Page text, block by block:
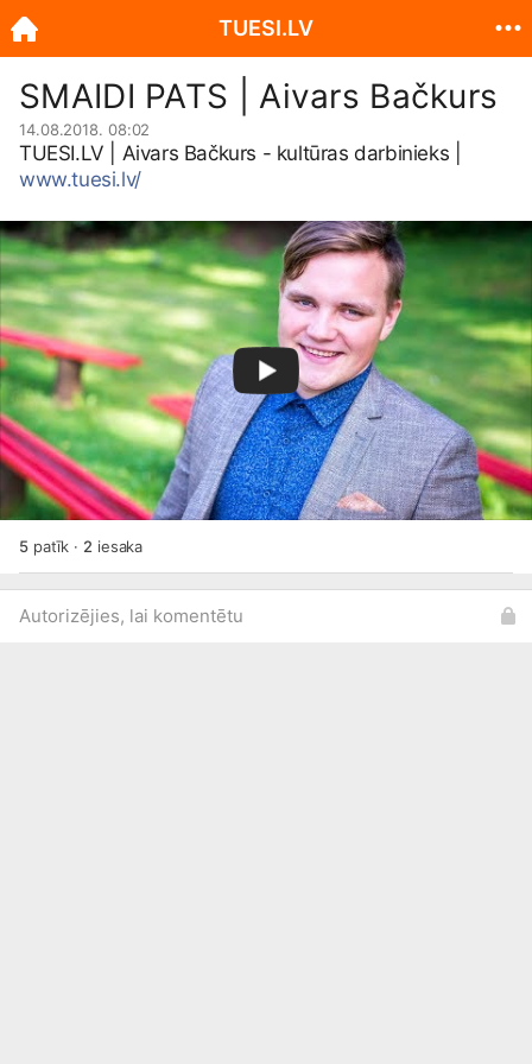
SMAIDI PATS | Aivars Bačkurs
14.08.2018. 08:02
TUESI.LV | Aivars Bačkurs - kultūras darbinieks |
www.tuesi.lv/
5patīk · 2 iesaka
Autorizējies, lai komentētu
TUESI.LV